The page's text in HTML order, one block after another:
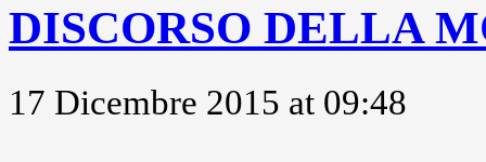
DISCORSO DELLA
17 Dicembre 2015 at 09:48